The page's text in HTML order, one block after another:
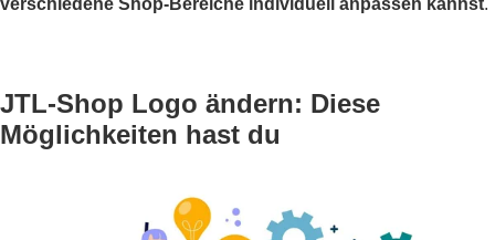
JTL-Shop Logo ändern: Diese
Möglichkeiten hast du